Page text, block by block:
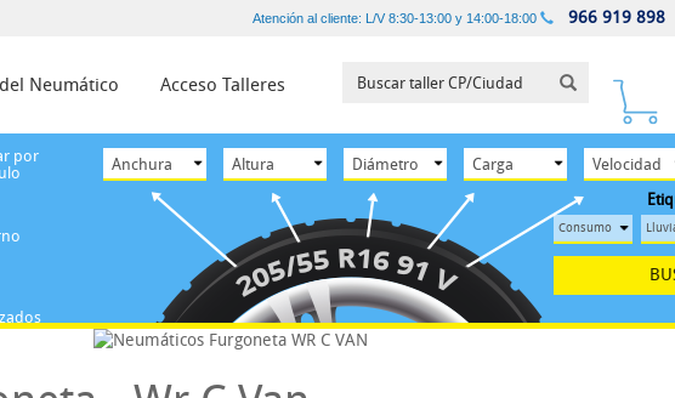
Atención al cliente: L/V 8:30-13:00 y 14:00-18:00 966 919 898
Neumático Acceso Talleres
por